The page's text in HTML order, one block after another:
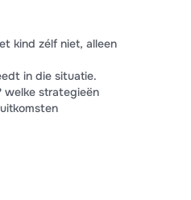
kind zélf niet, alleen
in die situatie.
welke strategieën